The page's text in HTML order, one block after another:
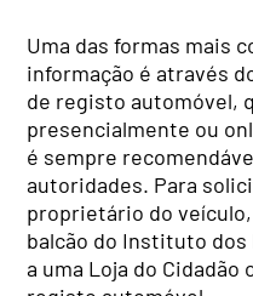
Uma das formas mais
informação é através
de registo automóvel,
presencialmente ou
é sempre
autoridades. Para
proprietário do
balcão do Instituto dos
a uma Loja do